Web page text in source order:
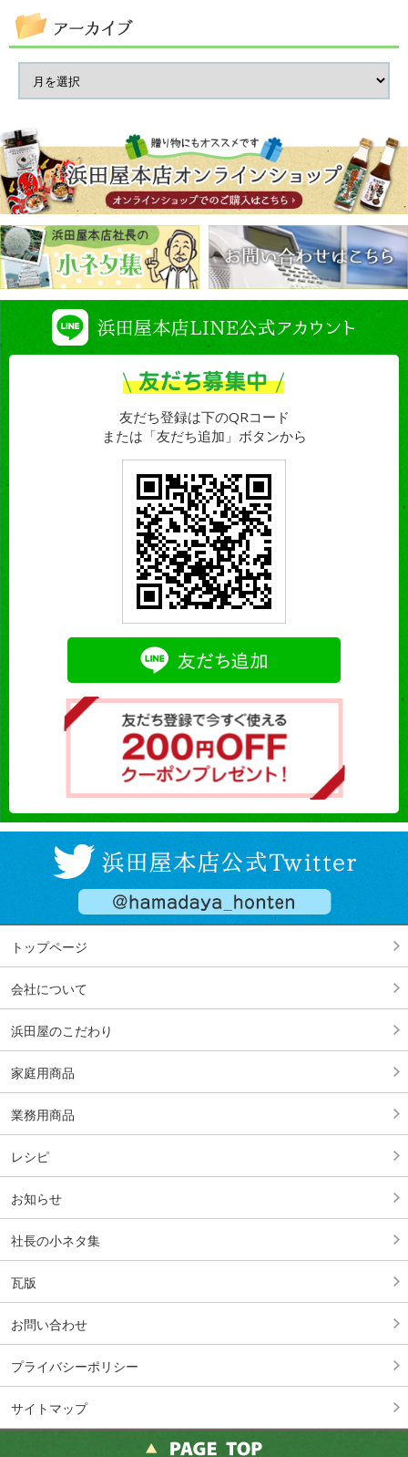
友だち登録は下のQRコード
または「友だち追加」ボタンから
トップページ
会社について
浜田屋のこだわり
家庭用商品
業務用商品
レシピ
お知らせ
社長の小ネタ集
瓦版
お問い合わせ
プライバシーポリシー
サイトマップ